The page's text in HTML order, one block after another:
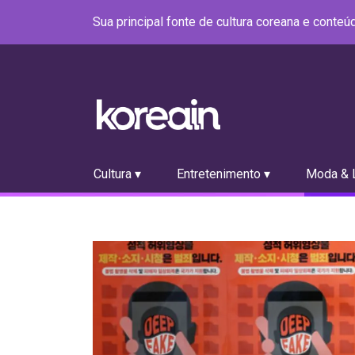
Sua principal fonte de cultura coreana e
Cultura ▾ Entretenimento ▾ Moda &